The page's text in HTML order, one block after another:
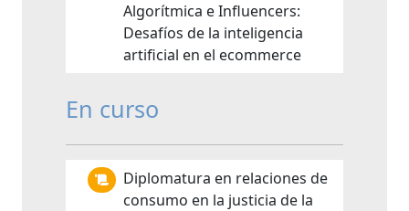
Algorítmica e Influencers:
Desafíos de la inteligencia
artificial en el ecommerce
En curso
Diplomatura en relaciones de
consumo en la justicia de la